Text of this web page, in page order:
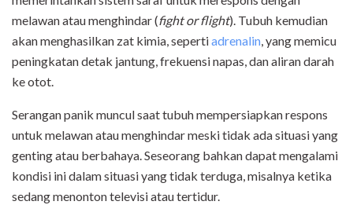
melawan atau menghindar (fight or flight). Tubuh kemudian
akan menghasilkan zat kimia, sepertiadrenalin, yang memicu
peningkatan detak jantung, frekuensi napas, dan aliran darah
ke otot.
Serangan panik muncul saat tubuh mempersiapkan respons
untuk melawan atau menghindar meski tidak ada situasi yang
genting atau berbahaya. Seseorang bahkan dapat mengalami
kondisi ini dalam situasi yang tidak terduga, misalnya ketika
sedang menonton televisi atau tertidur.